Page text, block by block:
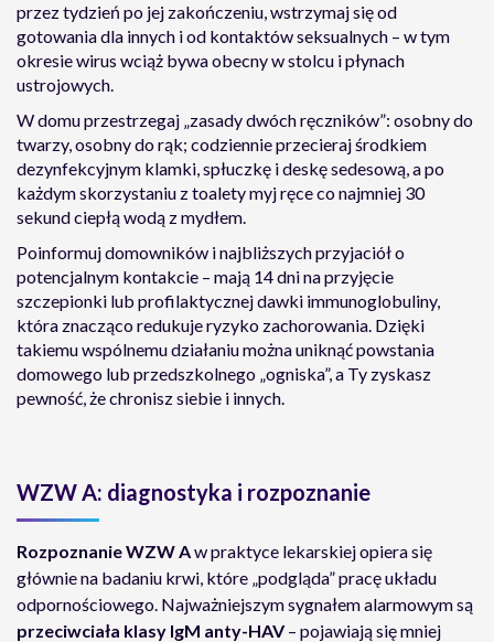
przez tydzień po jej zakończeniu, wstrzymaj się od
gotowania dla innych i od kontaktów seksualnych – w tym
okresie wirus wciąż bywa obecny w stolcu i płynach
ustrojowych.
W domu przestrzegaj „zasady dwóch ręczników”: osobny do
twarzy, osobny do rąk; codziennie przecieraj środkiem
dezynfekcyjnym klamki, spłuczkę i deskę sedesową, a po
każdym skorzystaniu z toalety myj ręce co najmniej 30
sekund ciepłą wodą z mydłem.
Poinformuj domowników i najbliższych przyjaciół o
potencjalnym kontakcie – mają 14 dni na przyjęcie
szczepionki lub profilaktycznej dawki immunoglobuliny,
która znacząco redukuje ryzyko zachorowania. Dzięki
takiemu wspólnemu działaniu można uniknąć powstania
domowego lub przedszkolnego „ogniska”, a Ty zyskasz
pewność, że chronisz siebie i innych.
WZW A: diagnostyka i rozpoznanie
Rozpoznanie WZW Aw praktyce lekarskiej opiera się
głównie na badaniu krwi, które „podgląda” pracę układu
odpornościowego. Najważniejszym sygnałem alarmowym są
przeciwciała klasy IgM anty-HAV– pojawiają się mniej